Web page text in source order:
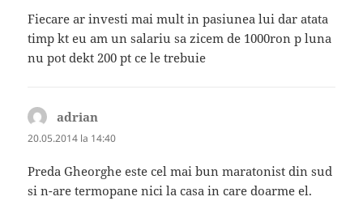
Fiecare ar investi mai mult in pasiunea lui dar atata
timp kt eu am un salariu sa zicem de 1000ron p luna
nu pot dekt 200 pt ce le trebuie
adrian
20.05.2014 la 14:40
Preda Gheorghe este cel mai bun maratonist din sud
si n-are termopane nici la casa in care doarme el.